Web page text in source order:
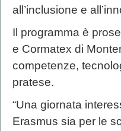
all’inclusione e
Il programma è
e Cormatex di
competenze,
pratese.
“Una giornata
Erasmus sia per le